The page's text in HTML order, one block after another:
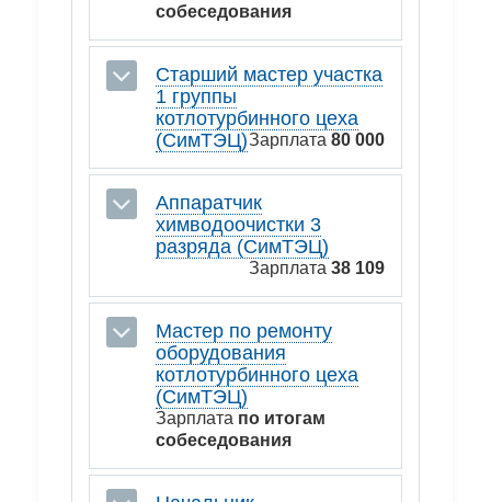
собеседования
Старший мастер участка
1 группы
котлотурбинного цеха
(СимТЭЦ)Зарплата 80 000
Аппаратчик
химводоочистки 3
разряда (СимТЭЦ)
Зарплата 38 109
Мастер по ремонту
оборудования
котлотурбинного цеха
(СимТЭЦ)
Зарплата по итогам
собеседования